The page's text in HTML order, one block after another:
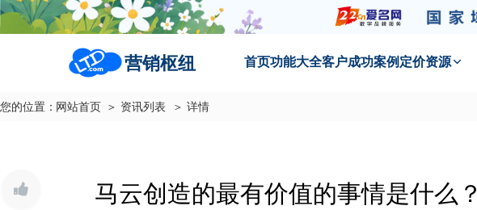
营销枢纽 首页功能大全客户成功案例 定价资源
您的位置： 网站首页 ＞ 资讯列表 ＞ 详情
马云创造的最有价值的事情是什么？